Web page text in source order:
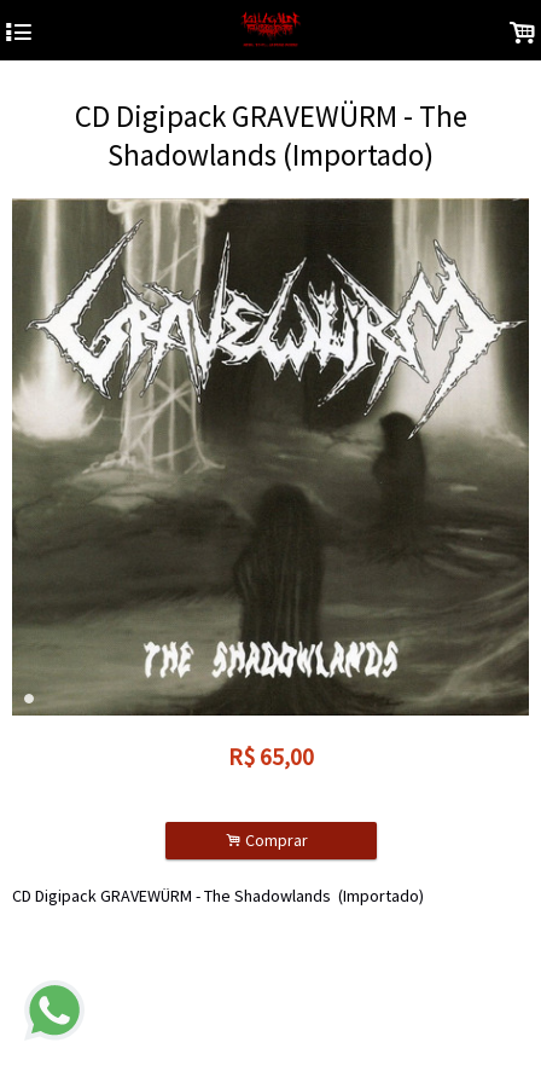
4 .
CD Digipack GRAVEWÜRM - The
Shadowlands (Importado)
R$ 65,00
. Comprar
CD Digipack GRAVEWÜRM - The Shadowlands (Importado)